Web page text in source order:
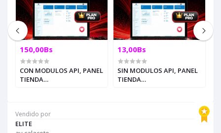
Vendido por
ELITE
150,00Bs
CON MODULOS API, PANEL
TIENDA
SISTEMAS ENTREGAS,
PÒST, AFILIADOS
13,00Bs
SIN MODULOS API, PANEL
TIENDA